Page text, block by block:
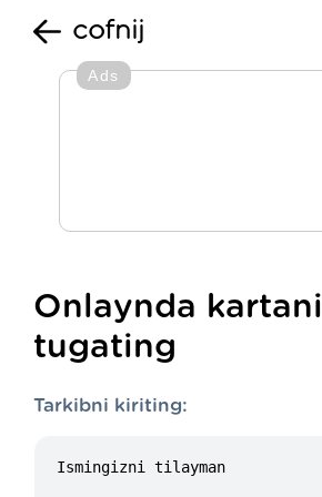
cofnij
Ads
Onlaynda kartani
tugating
Tarkibni kiriting: